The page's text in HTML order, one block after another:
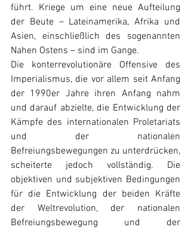
führt. Kriege um eine neue Aufteilung
der Beute – Lateinamerika, Afrika und
Asien, einschließlich des sogenannten
Nahen Ostens – sind im Gange.
Die konterrevolutionäre Offensive des
Imperialismus, die vor allem seit Anfang
der 1990er Jahre ihren Anfang nahm
und darauf abzielte, die Entwicklung der
Kämpfe des internationalen Proletariats
und der nationalen
Befreiungsbewegungen zu unterdrücken,
scheiterte jedoch vollständig. Die
objektiven und subjektiven Bedingungen
für die Entwicklung der beiden Kräfte
der Weltrevolution, der nationalen
Befreiungsbewegung und der